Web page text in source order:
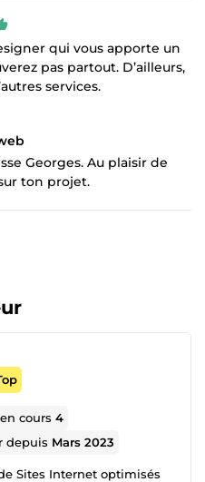
qui vous apporte un
pas partout. D’ailleurs,
services.
Georges. Au plaisir de
ton projet.
cours4
depuis Mars 2023
Sites Internet optimisés